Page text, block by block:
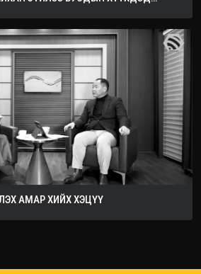
АМАР ХИЙХ ХЭЦҮҮ